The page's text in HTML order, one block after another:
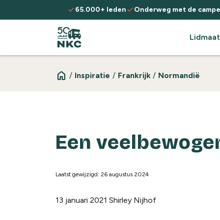
Spring naar de inhoud
check65.000+ ledencheckOnderweg met de
home / Inspiratie / Frankrijk / Normandië
Een
Laatst gewijzigd: 26 augustus 2024
13 januari 2021 Shirley Nijhof